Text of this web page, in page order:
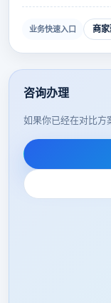
业务快速入口 商
咨询办理
如果你已经在对比方